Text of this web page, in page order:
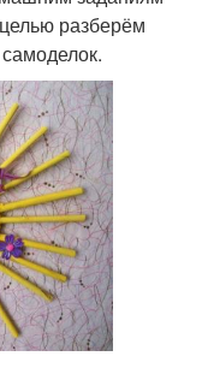
разберём